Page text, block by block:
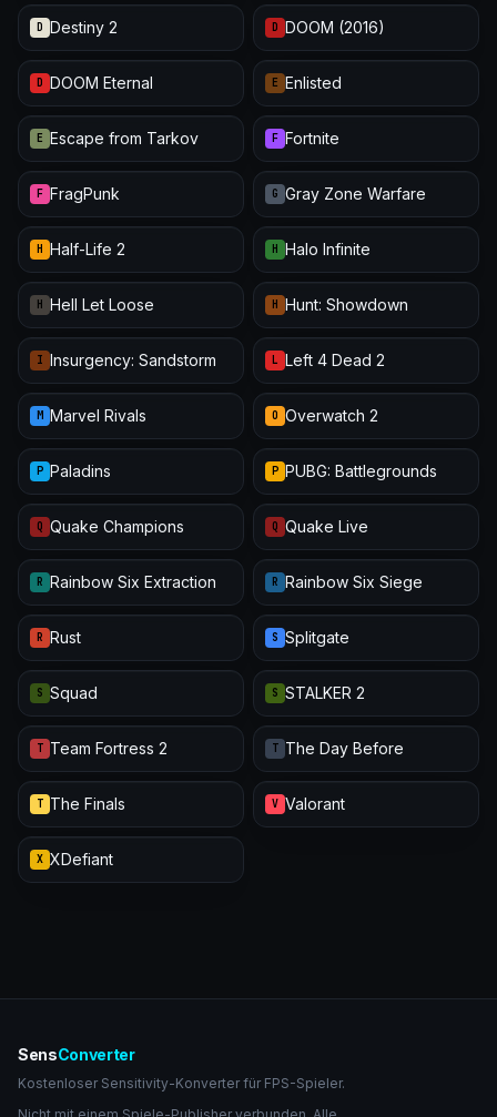
D Destiny 2 D DOOM (2016)
D DOOM Eternal E Enlisted
E Escape from Tarkov F Fortnite
F FragPunk G Gray Zone Warfare
H Half-Life 2 H Halo Infinite
H Hell Let Loose H Hunt: Showdown
I Insurgency: Sandstorm L Left 4 Dead 2
M Marvel Rivals O Overwatch 2
P Paladins P PUBG: Battlegrounds
Q Quake Champions Q Quake Live
R Rainbow Six Extraction R Rainbow Six Siege
R Rust S Splitgate
S Squad S STALKER 2
T Team Fortress 2 T The Day Before
T The Finals V Valorant
X XDefiant
SensConverter
Kostenloser Sensitivity-Konverter für FPS-Spieler.